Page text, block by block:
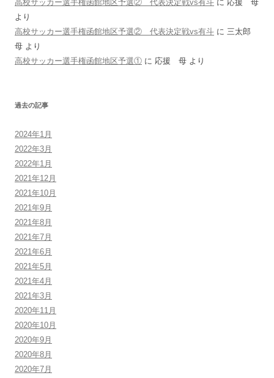
高校サッカー選手権函館地区予選② 代表決定戦vs有斗 に 応援 母
より
高校サッカー選手権函館地区予選② 代表決定戦vs有斗 に 三太郎
母 より
高校サッカー選手権函館地区予選① に 応援 母 より
過去の記事
2024年1月
2022年3月
2022年1月
2021年12月
2021年10月
2021年9月
2021年8月
2021年7月
2021年6月
2021年5月
2021年4月
2021年3月
2020年11月
2020年10月
2020年9月
2020年8月
2020年7月